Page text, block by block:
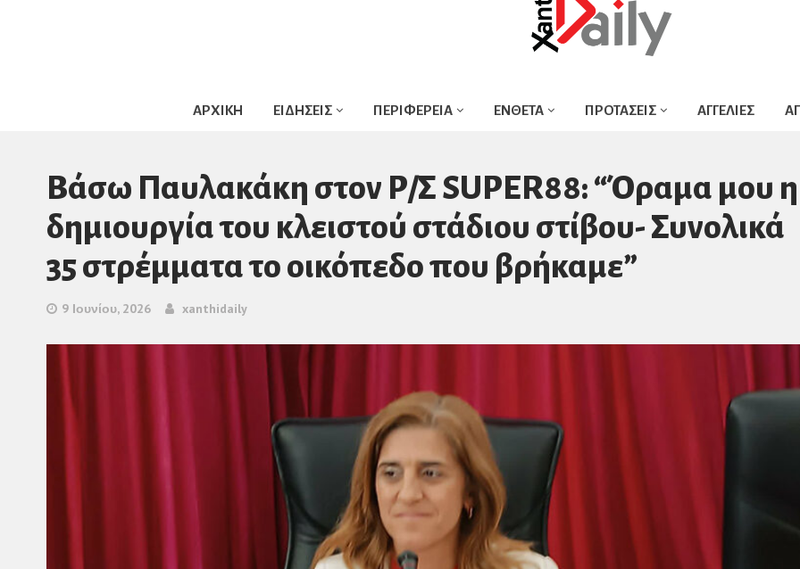
ΑΡΧΙΚΗ ΕΙΔΗΣΕΙΣ ΠΕΡΙΦΕΡΕΙΑ ΕΝΘΕΤΑ ΠΡΟΤΑΣΕΙΣ ΑΓΓΕΛΙΕΣ
Βάσω Παυλακάκη στον Ρ/Σ SUPER88: “Όραμα μου η
δημιουργία του κλειστού στάδιου στίβου- Συνολικά
35 στρέμματα το οικόπεδο που βρήκαμε”
9 Ιουνίου, 2026 xanthidaily